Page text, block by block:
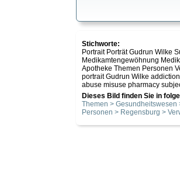
Stichworte:
Portrait Porträt Gudrun Wilke
Medikamtengewöhnung
Apotheke Themen Personen
portrait Gudrun Wilke
abuse misuse pharmacy
Dieses Bild finden Sie in
Themen > Gesundheitswesen
Personen > Regensburg >